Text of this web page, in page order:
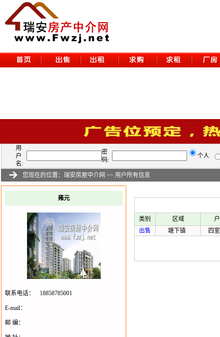
用
户
名:
密
码:
个人
您现在的位置： 瑞安房屋中介网 >> 用户所有信息
雍元
联系电话： 18858785001
E-mail：
邮 编：
类别 区域
出售
塘下镇 四